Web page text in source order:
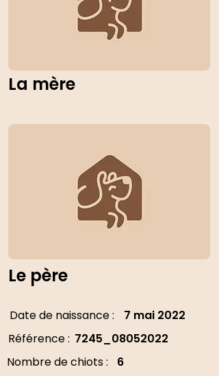
La mère
Le père
Date de naissance :
7 mai 2022
Référence : 7245_08052022
Nombre de chiots :
6